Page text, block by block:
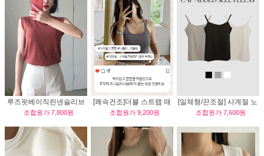
루즈핏베이직린넨슬리브
리스
조합원가7,800원
[쾌속건조]더블 스트랩 매
쉬 노브라 나시
조합원가9,200원
[일체형/끈조절] 사계절 노
브라 나시
조합원가7,600원